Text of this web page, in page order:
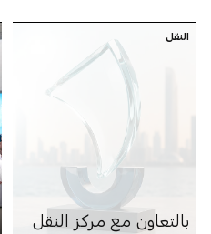
النقل
بالتعاون مع مركز النقل